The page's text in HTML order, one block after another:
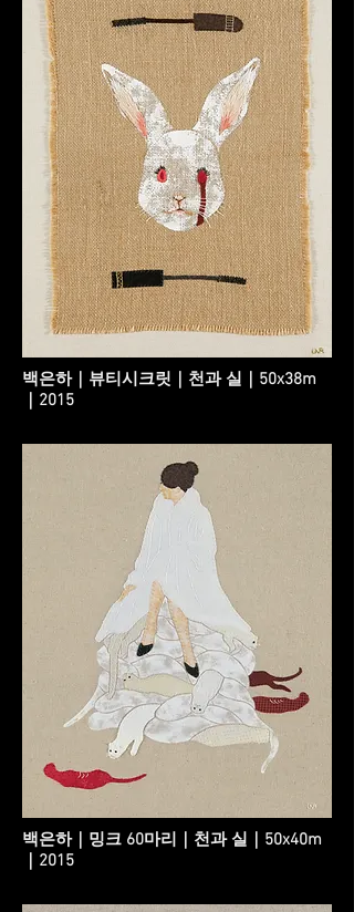
백은하｜뷰티시크릿｜천과 실｜50x38m
｜2015
백은하｜밍크 60마리｜천과 실｜50x40m
｜2015